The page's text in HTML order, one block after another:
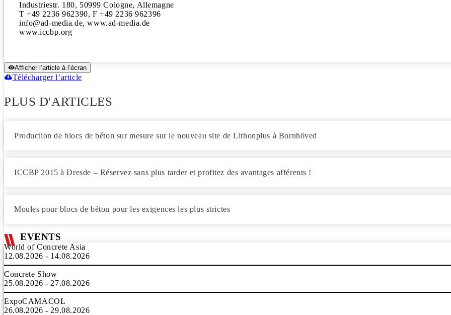
Industriestr. 180, 50999 Cologne, Allemagne
T +49 2236 962390, F +49 2236 962396
info@ad-media.de, www.ad-media.de
www.iccbp.org
Afficher l’article à l’écran
Télécharger l’article
PLUS D'ARTICLES
Production de blocs de béton sur mesure sur le nouveau site de Lithonplus à Bornhöved
ICCBP 2015 à Dresde – Réservez sans plus tarder et profitez des avantages afférents !
Moules pour blocs de béton pour les exigences les plus strictes
EVENTS
World of Concrete Asia
12.08.2026 - 14.08.2026
Concrete Show
25.08.2026 - 27.08.2026
ExpoCAMACOL
26.08.2026 - 29.08.2026